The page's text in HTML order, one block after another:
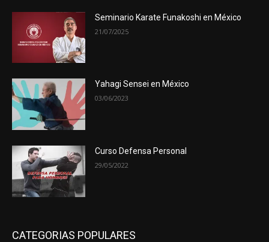
Seminario Karate Funakoshi en México
21/07/2025
Yahagi Sensei en México
03/06/2023
Curso Defensa Personal
29/05/2022
CATEGORIAS POPULARES